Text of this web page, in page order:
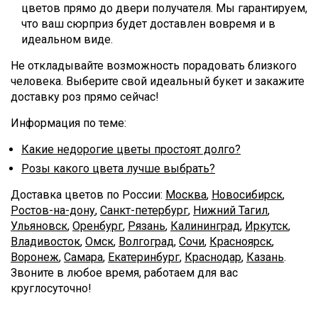
цветов прямо до двери получателя. Мы гарантируем,
что ваш сюрприз будет доставлен вовремя и в
идеальном виде.
Не откладывайте возможность порадовать близкого
человека. Выберите свой идеальный букет и закажите
доставку роз прямо сейчас!
Информация по теме:
Какие недорогие цветы простоят долго?
Розы какого цвета лучше выбрать?
Доставка цветов по России: Москва, Новосибирск,
Ростов-на-дону, Санкт-петербург, Нижний Тагил,
Ульяновск, Оренбург, Рязань, Калининград, Иркутск,
Владивосток, Омск, Волгоград, Сочи, Красноярск,
Воронеж, Самара, Екатеринбург, Краснодар, Казань.
Звоните в любое время, работаем для вас
круглосуточно!